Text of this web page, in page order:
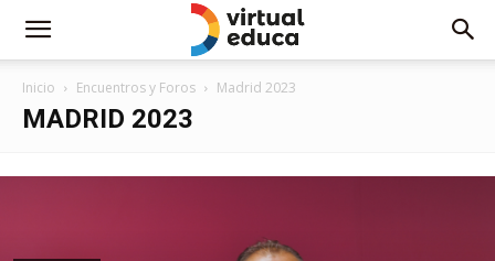
Inicio Encuentros y Foros Madrid 2023
MADRID 2023